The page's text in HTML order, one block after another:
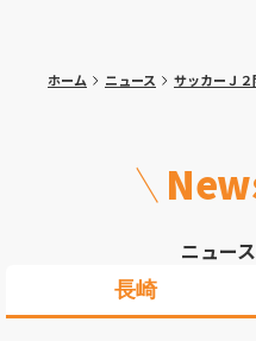
ホーム ニュース サッカーＪ２開幕
ニュース
長崎